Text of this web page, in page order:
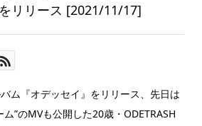
リリース [2021/11/17]
ム『オデッセイ』をリリース、先日は
”のMVも公開した20歳・ODETRASH